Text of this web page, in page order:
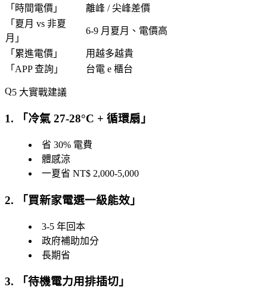
「 時間電價 」
離峰 / 尖峰差價
「 夏月 vs 非夏
月 」
6-9 月夏月、電價高
「 累進電價 」
用越多越貴
「 APP 查詢 」 台電 e 櫃台
5 大實戰建議
1. 「 冷氣 27-28°C + 循環扇 」
省 30% 電費
體感涼
一夏省 NT$ 2,000-5,000
2. 「買新家電選一級能效 」
3-5 年回本
政府補助加分
長期省
3. 「待機電力用排插切 」